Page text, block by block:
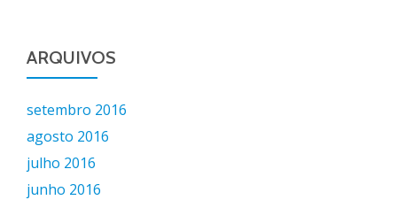
ARQUIVOS
setembro 2016
agosto 2016
julho 2016
junho 2016